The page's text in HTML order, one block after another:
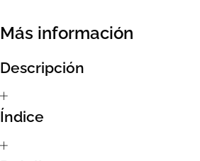
Sumate al sorteo Artcombo
Suscríbete a la newsletter de Marcombo
Suscripción
Más información
Descripción
Índice